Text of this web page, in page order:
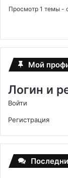
Просмотр 1 темы -
Мой
Логин и
Войти
Регистрация